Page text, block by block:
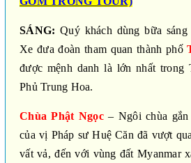
SÁNG: Quý khách dùng bữa sáng
Xe đưa đoàn tham quan thành phố
được mệnh danh là lớn nhất
Phủ Trung Hoa.
Chùa Phật Ngọc – Ngôi chùa
của vị Pháp sư Huệ Căn đã vượt
vất vả, đến với vùng đất Myanmar